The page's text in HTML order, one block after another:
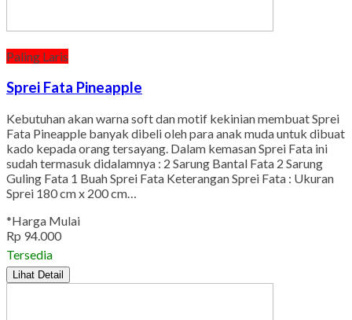
Paling Laris
Sprei Fata Pineapple
Kebutuhan akan warna soft dan motif kekinian membuat Sprei
Fata Pineapple banyak dibeli oleh para anak muda untuk dibuat
kado kepada orang tersayang. Dalam kemasan Sprei Fata ini
sudah termasuk didalamnya : 2 Sarung Bantal Fata 2 Sarung
Guling Fata 1 Buah Sprei Fata Keterangan Sprei Fata : Ukuran
Sprei 180 cm x 200 cm…
*Harga Mulai
Rp 94.000
Tersedia
Lihat Detail